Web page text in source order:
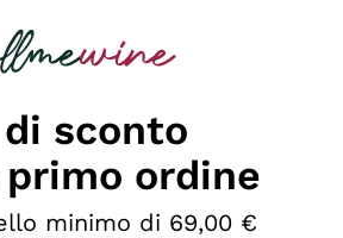
sconto
ordine
minimo di 69,00 €